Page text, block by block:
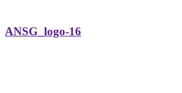
ANSG_logo-16